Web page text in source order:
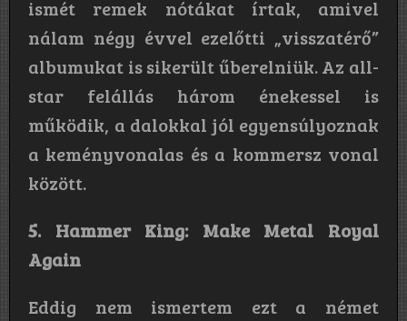
ismét remek nótákat írtak, amivel
nálam négy évvel ezelőtti „visszatérő”
albumukat is sikerült űberelniük. Az all-
star felállás három énekessel is
működik, a dalokkal jól egyensúlyoznak
a keményvonalas és a kommersz vonal
között.
5. Hammer King: Make Metal Royal
Again
Eddig nem ismertem ezt a német